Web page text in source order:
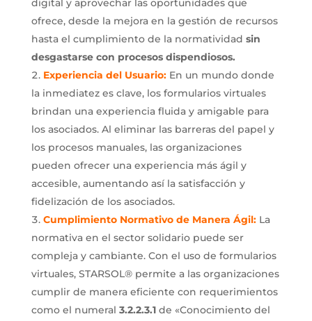
digital y aprovechar las oportunidades que
ofrece, desde la mejora en la gestión de recursos
hasta el cumplimiento de la normatividad sin
desgastarse con procesos dispendiosos.
Experiencia del Usuario:En un mundo donde
la inmediatez es clave, los formularios virtuales
brindan una experiencia fluida y amigable para
los asociados. Al eliminar las barreras del papel y
los procesos manuales, las organizaciones
pueden ofrecer una experiencia más ágil y
accesible, aumentando así la satisfacción y
fidelización de los asociados.
Cumplimiento Normativo de Manera Ágil: La
normativa en el sector solidario puede ser
compleja y cambiante. Con el uso de formularios
virtuales, STARSOL® permite a las organizaciones
cumplir de manera eficiente con requerimientos
como el numeral 3.2.2.3.1de «Conocimiento del